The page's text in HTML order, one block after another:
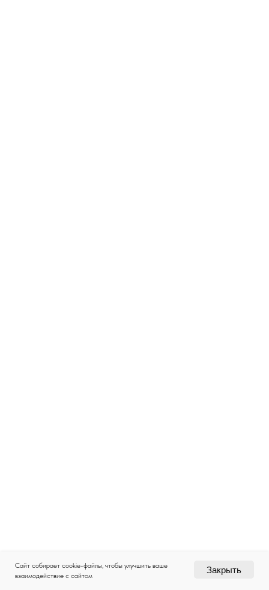
Сайт собирает cookie-файлы, чтобы улучшить ваше
взаимодействие с сайтом
Закрыть